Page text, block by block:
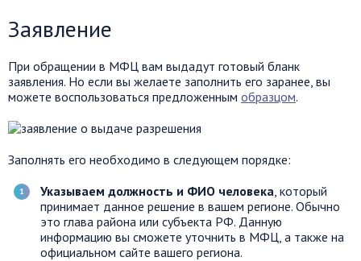
Заявление
При обращении в МФЦ вам выдадут готовый бланк
заявления. Но если вы желаете заполнить его заранее, вы
можете воспользоваться предложенным образцом.
Заполнять его необходимо в следующем порядке:
Указываем должность и ФИО человека, который
принимает данное решение в вашем регионе. Обычно
это глава района или субъекта РФ. Данную
информацию вы сможете уточнить в МФЦ, а также на
официальном сайте вашего региона.